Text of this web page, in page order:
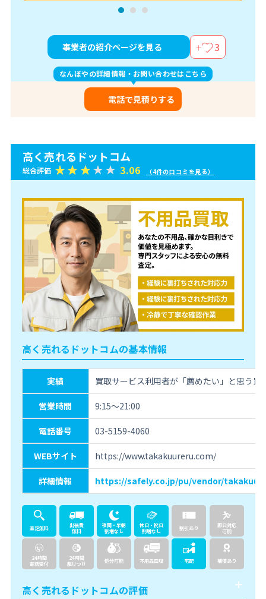
事業者の紹介ページを見る 3
なんぼやの詳細情報・お問い合わせはこちら
電話で見積りする
高く売れるドットコム
総合評価 3.06 （4件の口コミを見る）
高く売れるドットコムの基本情報
実績 買取サービス利用者が「薦めたい」と思う買
営業時間 9:15～21:00
電話番号 03-5159-4060
WEBサイト https://www.takakuureru.com/
詳細情報 https://safely.co.jp/pu/vendor/
査定無料
出張費
無料
夜間・早朝
割増なし
休日・祝日
割増なし
割引あり
即日対応
可能
24時間
電話受付
24時間
駆けつけ
処分可能 不用品回収 宅配 補償あり
高く売れるドットコムの評価